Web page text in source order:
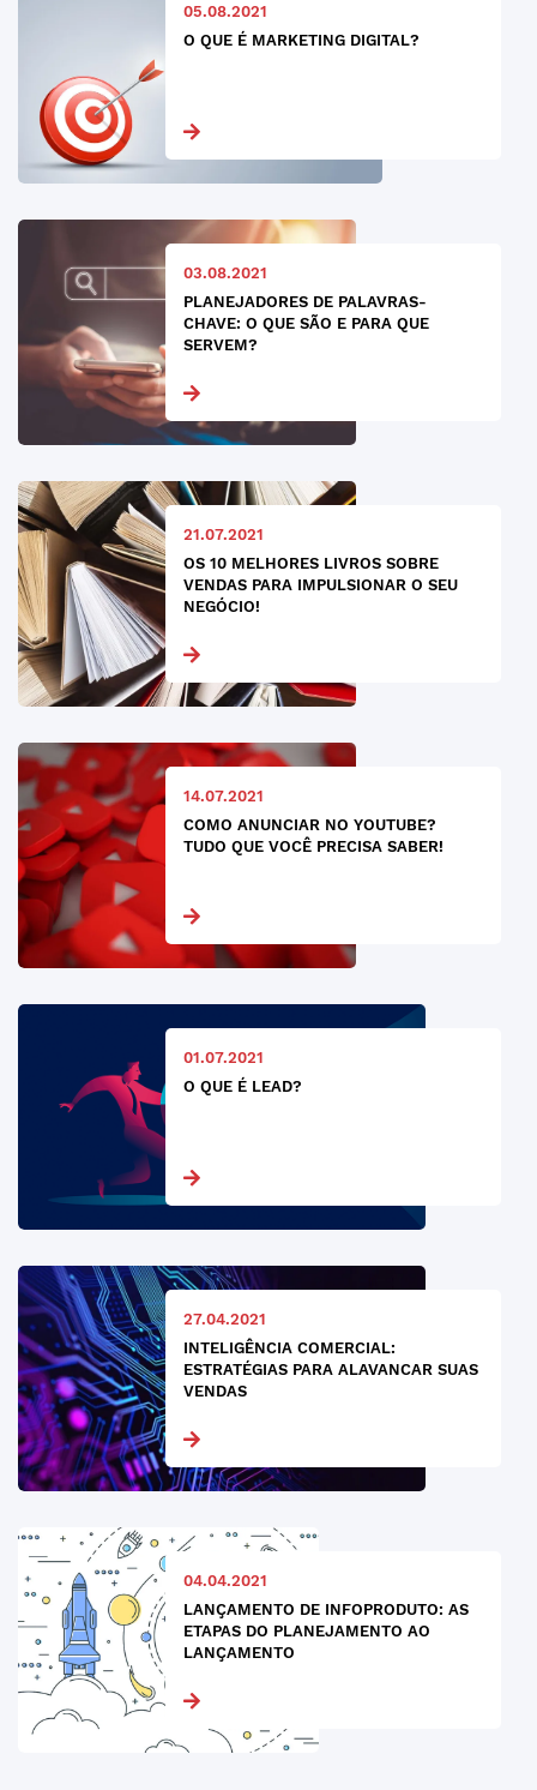
05.08.2021
O QUE É MARKETING DIGITAL?
03.08.2021
PLANEJADORES DE PALAVRAS-
CHAVE: O QUE SÃO E PARA QUE
SERVEM?
21.07.2021
OS 10 MELHORES LIVROS SOBRE
VENDAS PARA IMPULSIONAR O SEU
NEGÓCIO!
14.07.2021
COMO ANUNCIAR NO YOUTUBE?
TUDO QUE VOCÊ PRECISA SABER!
01.07.2021
O QUE É LEAD?
27.04.2021
INTELIGÊNCIA COMERCIAL:
ESTRATÉGIAS PARA ALAVANCAR SUAS
VENDAS
04.04.2021
LANÇAMENTO DE INFOPRODUTO: AS
ETAPAS DO PLANEJAMENTO AO
LANÇAMENTO